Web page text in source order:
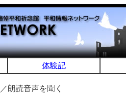
体験記
／朗読音声を聞く